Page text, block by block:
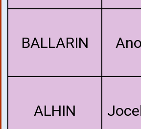
BALLARIN
ALHIN